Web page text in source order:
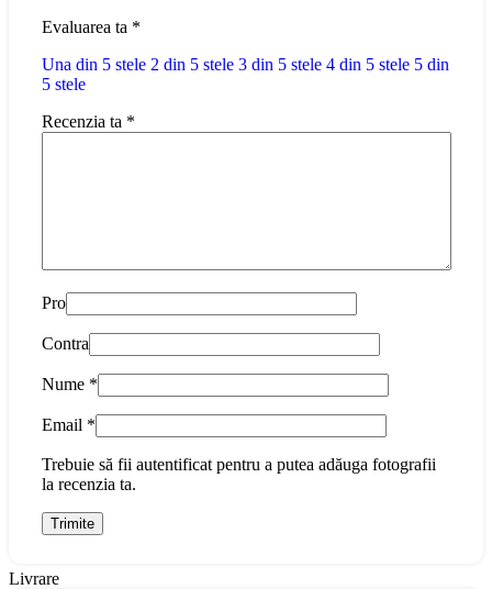
Evaluarea ta *
Una din 5 stele 2 din 5 stele 3 din 5 stele 4 din 5 stele 5 din
5 stele
Recenzia ta *
Pro
Contra
Nume *
Email *
Trebuie să fii autentificat pentru a putea adăuga fotografii
la recenzia ta.
Livrare